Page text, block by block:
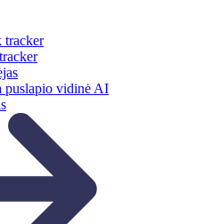
tracker
puslapio vidinė AI